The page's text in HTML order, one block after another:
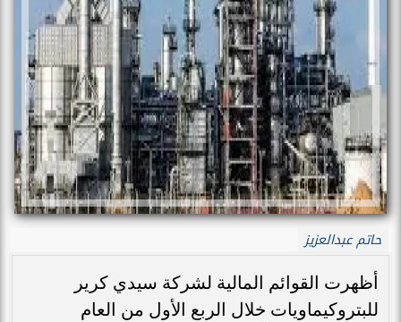
حاتم عبدالعزيز
أظهرت القوائم المالية لشركة سيدي كرير
للبتروكيماويات خلال الربع الأول من العام